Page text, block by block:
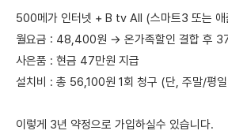
500메가 인터넷 + B tv All (스마트3 또는 애
월요금 : 48,400원 → 온가족할인 결합 후
사은품 : 현금 47만원 지급
설치비 : 총 56,100원 1회 청구 (단, 주말/평
이렇게 3년 약정으로 가입하실수 있습니다.